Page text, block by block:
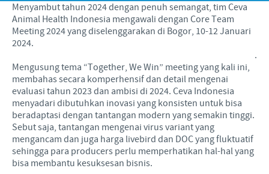
Program pendukung
Proses perekrutan kami
Menyambut tahun 2024 dengan penuh semangat, tim Ceva
Animal Health Indonesia mengawali dengan Core Team
Meeting 2024 yang diselenggarakan di Bogor, 10-12 Januari
2024.
.
Mengusung tema “Together, We Win” meeting yang kali ini,
membahas secara komperhensif dan detail mengenai
evaluasi tahun 2023 dan ambisi di 2024. Ceva Indonesia
menyadari dibutuhkan inovasi yang konsisten untuk bisa
beradaptasi dengan tantangan modern yang semakin tinggi.
Sebut saja, tantangan mengenai virus variant yang
mengancam dan juga harga livebird dan DOC yang fluktuatif
sehingga para producers perlu memperhatikan hal-hal yang
bisa membantu kesuksesan bisnis.